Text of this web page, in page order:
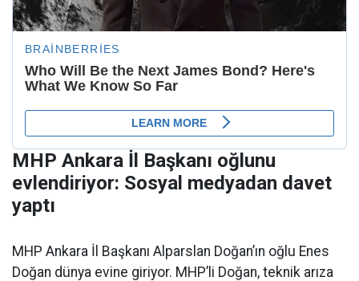
MHP Ankara İl Başkanı oğlunu
evlendiriyor: Sosyal medyadan davet
yaptı
MHP Ankara İl Başkanı Alparslan Doğan’ın oğlu Enes
Doğan dünya evine giriyor. MHP’li Doğan, teknik arıza